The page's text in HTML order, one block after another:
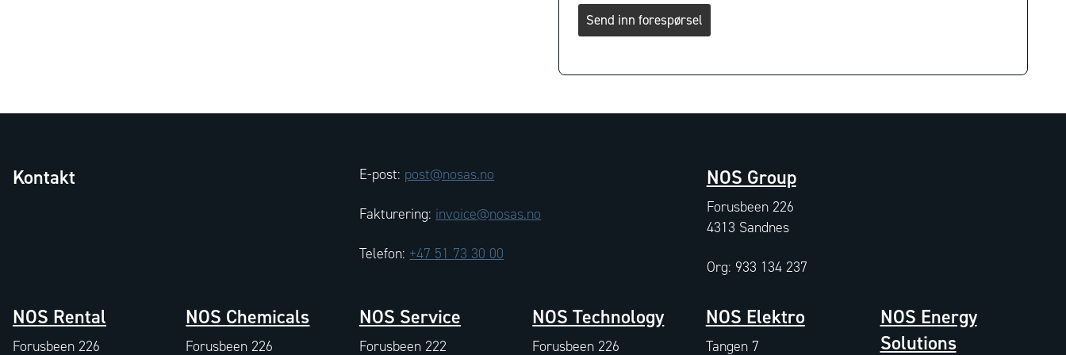
Send inn forespørsel
Kontakt E-post: post@nosas.no
Fakturering: invoice@nosas.no
Telefon: +47 51 73 30 00
NOS Group
Forusbeen 226
4313 Sandnes
Org: 933 134 237
NOS Rental
Forusbeen 226
NOS Chemicals
Forusbeen 226
NOS Service
Forusbeen 222
NOS Technology
Forusbeen 226
NOS Elektro
Tangen 7
NOS Energy
Solutions